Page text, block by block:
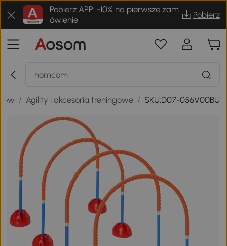
Pobierz APP: -10% na pierwsze zam
ówienie
Pobierz
/ Agility i akcesoria treningowe / SKU:D07-056V00BU